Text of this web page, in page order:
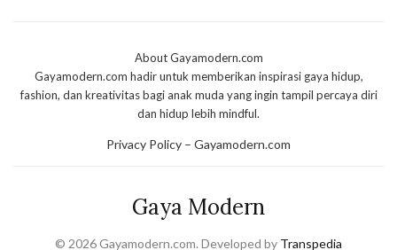
About Gayamodern.com
Gayamodern.com hadir untuk memberikan inspirasi gaya hidup,
fashion, dan kreativitas bagi anak muda yang ingin tampil percaya diri
dan hidup lebih mindful.
Privacy Policy – Gayamodern.com
Gaya Modern
© 2026 Gayamodern.com. Developed by Transpedia